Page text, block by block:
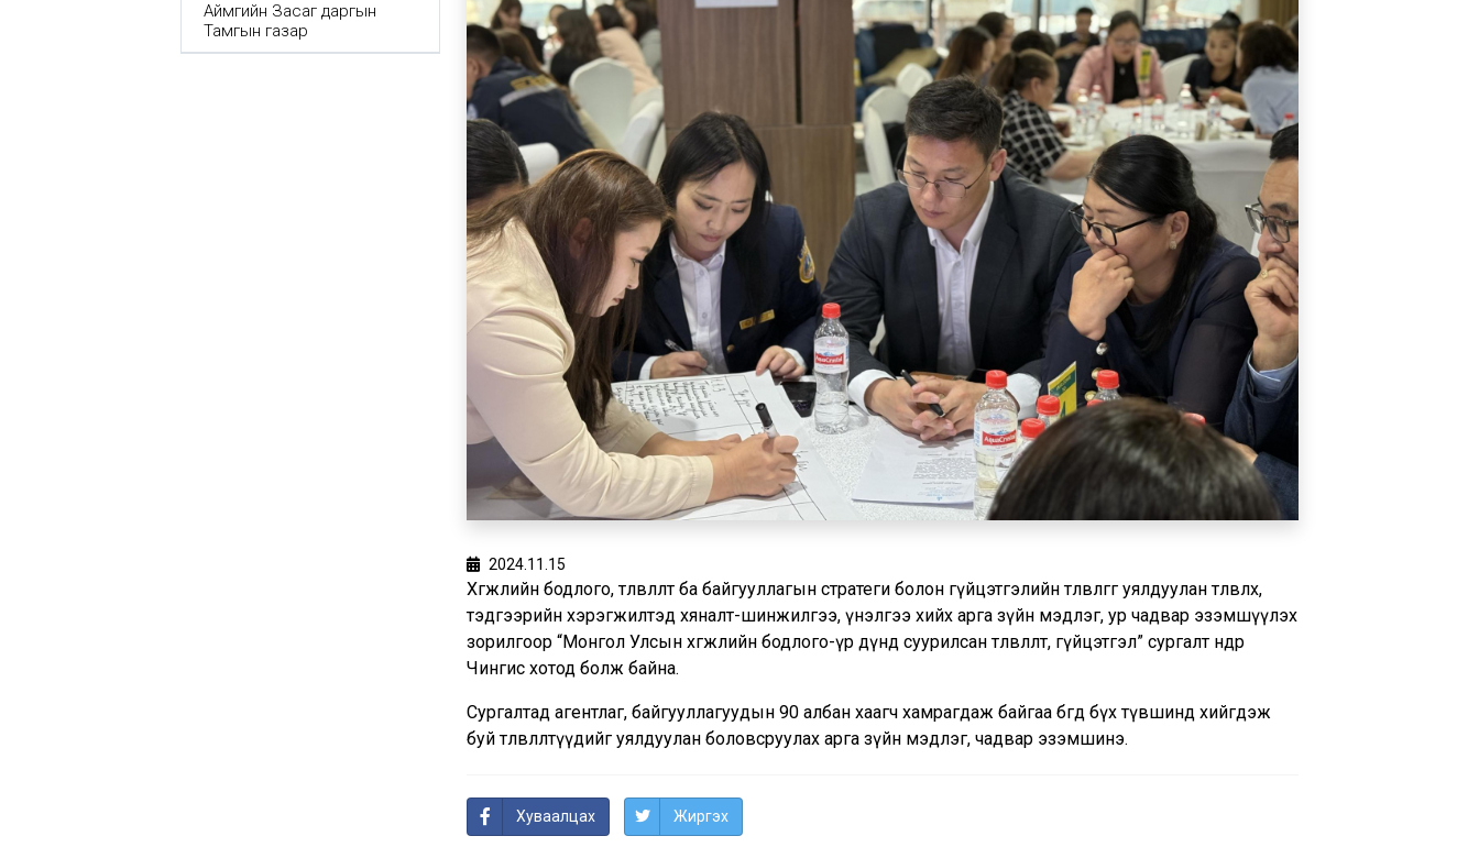
Аймгийн Засаг даргын
Тамгын газар
2024.11.15
Хөгжлийн бодлого, төлөвлөлт ба байгууллагын стратеги болон гүйцэтгэлийн төлөвлөгөөг уялдуулан төлөвлөх,
тэдгээрийн хэрэгжилтэд хяналт-шинжилгээ, үнэлгээ хийх арга зүйн мэдлэг, ур чадвар эзэмшүүлэх
зорилгоор “Монгол Улсын хөгжлийн бодлого-үр дүнд суурилсан төлөвлөлт, гүйцэтгэл” сургалт өнөөдөр
Чингис хотод болж байна.
Сургалтад агентлаг, байгууллагуудын 90 албан хаагч хамрагдаж байгаа бөгөөд бүх түвшинд хийгдэж
буй төлөвлөлтүүдийг уялдуулан боловсруулах арга зүйн мэдлэг, чадвар эзэмшинэ.
Хуваалцах Жиргэх